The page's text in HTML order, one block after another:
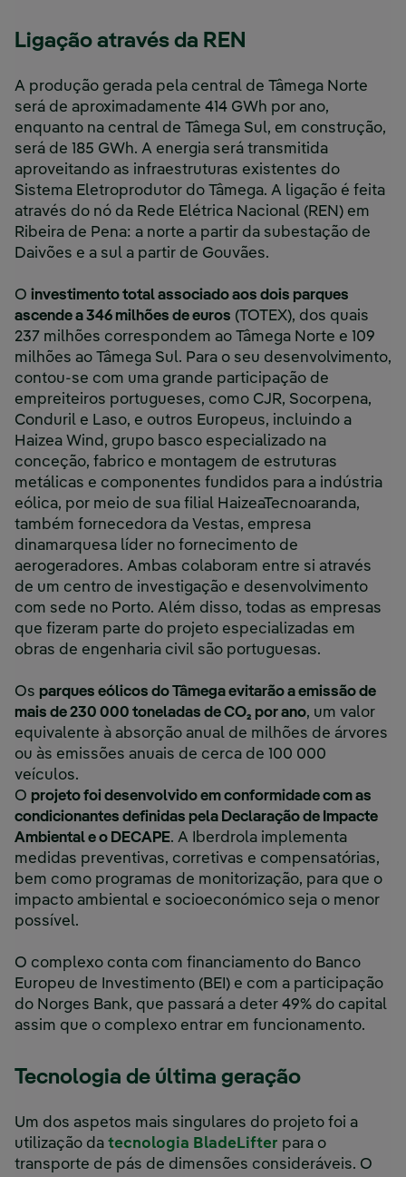
Ligação através da REN
A produção gerada pela central de Tâmega Norte
será de aproximadamente 414 GWh por ano,
enquanto na central de Tâmega Sul, em construção,
será de 185 GWh. A energia será transmitida
aproveitando as infraestruturas existentes do
Sistema Eletroprodutor do Tâmega. A ligação é feita
através do nó da Rede Elétrica Nacional (REN) em
Ribeira de Pena: a norte a partir da subestação de
Daivões e a sul a partir de Gouvães.
O investimento total associado aos dois parques
ascende a 346 milhões de euros (TOTEX), dos quais
237 milhões correspondem ao Tâmega Norte e 109
milhões ao Tâmega Sul. Para o seu desenvolvimento,
contou-se com uma grande participação de
empreiteiros portugueses, como CJR, Socorpena,
Conduril e Laso, e outros Europeus, incluindo a
Haizea Wind, grupo basco especializado na
conceção, fabrico e montagem de estruturas
metálicas e componentes fundidos para a indústria
eólica, por meio de sua filial HaizeaTecnoaranda,
também fornecedora da Vestas, empresa
dinamarquesa líder no fornecimento de
aerogeradores. Ambas colaboram entre si através
de um centro de investigação e desenvolvimento
com sede no Porto. Além disso, todas as empresas
que fizeram parte do projeto especializadas em
obras de engenharia civil são portuguesas.
Os parques eólicos do Tâmega evitarão a emissão de
mais de 230 000 toneladas de CO₂ por ano, um valor
equivalente à absorção anual de milhões de árvores
ou às emissões anuais de cerca de 100 000
veículos.
O projeto foi desenvolvido em conformidade com as
condicionantes definidas pela Declaração de Impacte
Ambiental e o DECAPE. A Iberdrola implementa
medidas preventivas, corretivas e compensatórias,
bem como programas de monitorização, para que o
impacto ambiental e socioeconómico seja o menor
possível.
O complexo conta com financiamento do Banco
Europeu de Investimento (BEI) e com a participação
do Norges Bank, que passará a deter 49% do capital
assim que o complexo entrar em funcionamento.
Tecnologia de última geração
Um dos aspetos mais singulares do projeto foi a
utilização da tecnologia BladeLifter para o
transporte de pás de dimensões consideráveis. O